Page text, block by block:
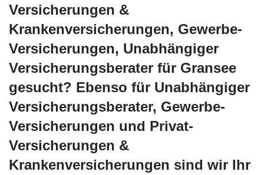
Versicherungen &
Krankenversicherungen, Gewerbe-
Versicherungen, Unabhängiger
Versicherungsberater für Gransee
gesucht? Ebenso für Unabhängiger
Versicherungsberater, Gewerbe-
Versicherungen und Privat-
Versicherungen &
Krankenversicherungen sind wir Ihr